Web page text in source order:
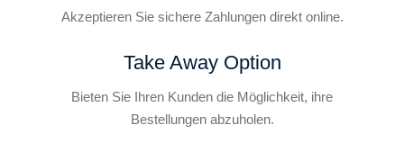
Akzeptieren Sie sichere Zahlungen direkt online.
Take Away Option
Bieten Sie Ihren Kunden die Möglichkeit, ihre
Bestellungen abzuholen.